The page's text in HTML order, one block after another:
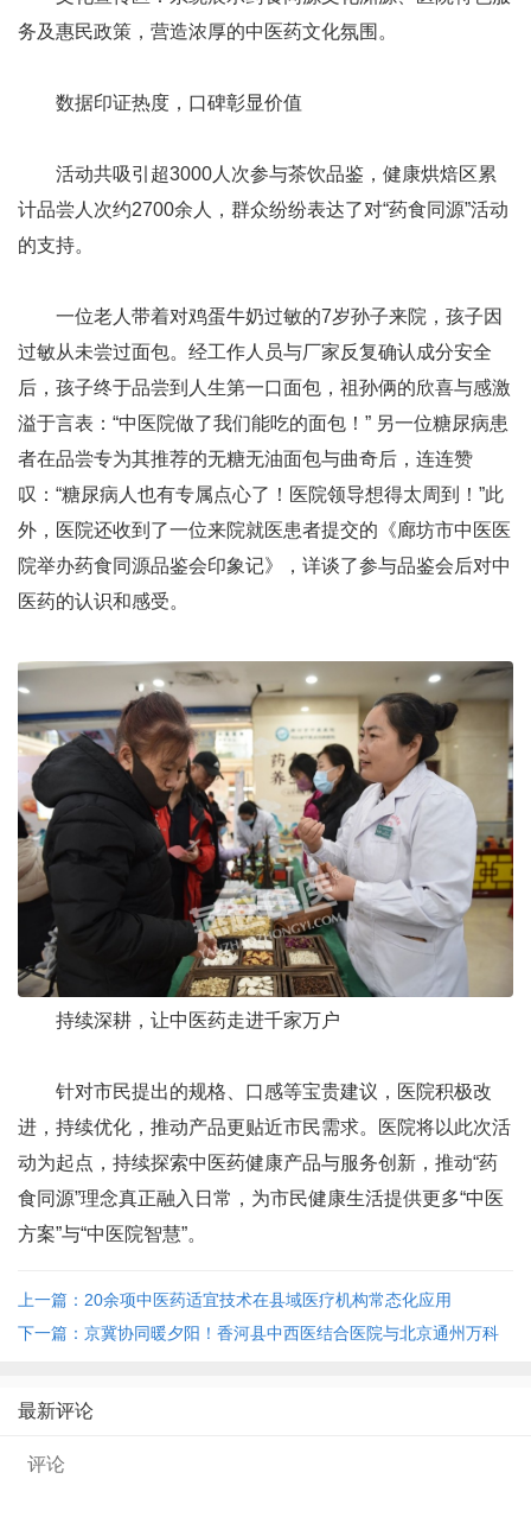
务及惠民政策，营造浓厚的中医药文化氛围。
数据印证热度，口碑彰显价值
活动共吸引超3000人次参与茶饮品鉴，健康烘焙区累
计品尝人次约2700余人，群众纷纷表达了对“药食同源”活动
的支持。
一位老人带着对鸡蛋牛奶过敏的7岁孙子来院，孩子因
过敏从未尝过面包。经工作人员与厂家反复确认成分安全
后，孩子终于品尝到人生第一口面包，祖孙俩的欣喜与感激
溢于言表：“中医院做了我们能吃的面包！” 另一位糖尿病患
者在品尝专为其推荐的无糖无油面包与曲奇后，连连赞
叹：“糖尿病人也有专属点心了！医院领导想得太周到！”此
外，医院还收到了一位来院就医患者提交的《廊坊市中医医
院举办药食同源品鉴会印象记》，详谈了参与品鉴会后对中
医药的认识和感受。
持续深耕，让中医药走进千家万户
针对市民提出的规格、口感等宝贵建议，医院积极改
进，持续优化，推动产品更贴近市民需求。医院将以此次活
动为起点，持续探索中医药健康产品与服务创新，推动“药
食同源”理念真正融入日常，为市民健康生活提供更多“中医
方案”与“中医院智慧”。
上一篇：20余项中医药适宜技术在县域医疗机构常态化应用
下一篇：京冀协同暖夕阳！香河县中西医结合医院与北京通州万科
最新评论